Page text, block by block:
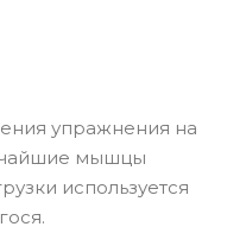
упражнения на
мышцы
используется